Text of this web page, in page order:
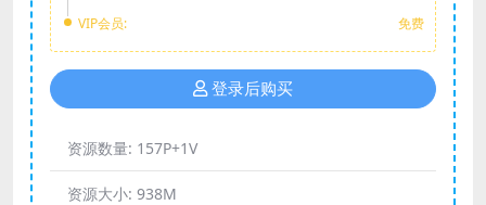
VIP会员:
免费
登录后购买
资源数量: 157P+1V
资源大小: 938M